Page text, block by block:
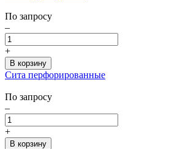
По запросу
–
+
Сита перфорированные
По запросу
–
+